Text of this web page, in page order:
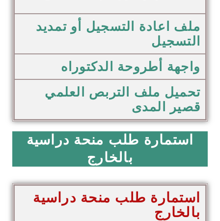
ملف اعادة التسجيل أو تمديد
التسجيل
واجهة أطروحة الدكتوراه
تحميل ملف التربص العلمي
قصير المدى
استمارة طلب منحة دراسية
بالخارج
استمارة طلب منحة دراسية
بالخارج